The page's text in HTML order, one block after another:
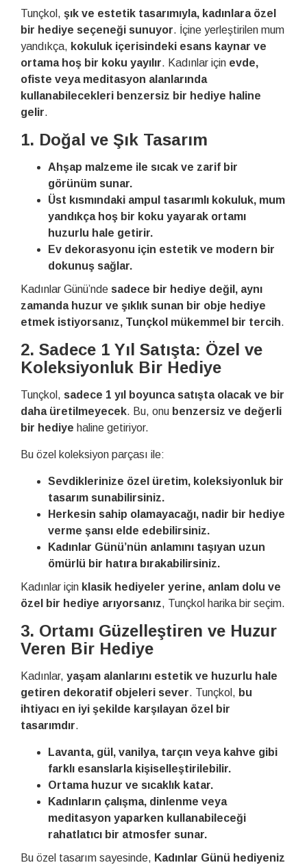
Tunçkol, şık ve estetik tasarımıyla, kadınlara özel
bir hediye seçeneği sunuyor. İçine yerleştirilen mum
yandıkça, kokuluk içerisindeki esans kaynar ve
ortama hoş bir koku yayılır. Kadınlar için evde,
ofiste veya meditasyon alanlarında
kullanabilecekleri benzersiz bir hediye haline
gelir.
1. Doğal ve Şık Tasarım
Ahşap malzeme ile sıcak ve zarif bir
görünüm sunar.
Üst kısmındaki ampul tasarımlı kokuluk, mum
yandıkça hoş bir koku yayarak ortamı
huzurlu hale getirir.
Ev dekorasyonu için estetik ve modern bir
dokunuş sağlar.
Kadınlar Günü’nde sadece bir hediye değil, aynı
zamanda huzur ve şıklık sunan bir obje hediye
etmek istiyorsanız, Tunçkol mükemmel bir tercih.
2. Sadece 1 Yıl Satışta: Özel ve
Koleksiyonluk Bir Hediye
Tunçkol, sadece 1 yıl boyunca satışta olacak ve bir
daha üretilmeyecek. Bu, onu benzersiz ve değerli
bir hediye haline getiriyor.
Bu özel koleksiyon parçası ile:
Sevdiklerinize özel üretim, koleksiyonluk bir
tasarım sunabilirsiniz.
Herkesin sahip olamayacağı, nadir bir hediye
verme şansı elde edebilirsiniz.
Kadınlar Günü’nün anlamını taşıyan uzun
ömürlü bir hatıra bırakabilirsiniz.
Kadınlar için klasik hediyeler yerine, anlam dolu ve
özel bir hediye arıyorsanız, Tunçkol harika bir seçim.
3. Ortamı Güzelleştiren ve Huzur
Veren Bir Hediye
Kadınlar, yaşam alanlarını estetik ve huzurlu hale
getiren dekoratif objeleri sever. Tunçkol, bu
ihtiyacı en iyi şekilde karşılayan özel bir
tasarımdır.
Lavanta, gül, vanilya, tarçın veya kahve gibi
farklı esanslarla kişiselleştirilebilir.
Ortama huzur ve sıcaklık katar.
Kadınların çalışma, dinlenme veya
meditasyon yaparken kullanabileceği
rahatlatıcı bir atmosfer sunar.
Bu özel tasarım sayesinde, Kadınlar Günü hediyeniz